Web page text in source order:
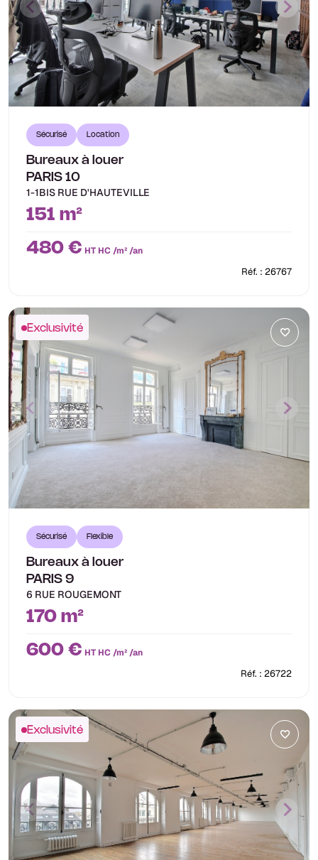
Sécurisé Location
Bureaux à louer
PARIS 10
1-1BIS RUE D'HAUTEVILLE
151 m²
480 € HT HC /m² /an
Réf. : 26767
Exclusivité
Sécurisé Flexible
Bureaux à louer
PARIS 9
6 RUE ROUGEMONT
170 m²
600 € HT HC /m² /an
Réf. : 26722
Exclusivité